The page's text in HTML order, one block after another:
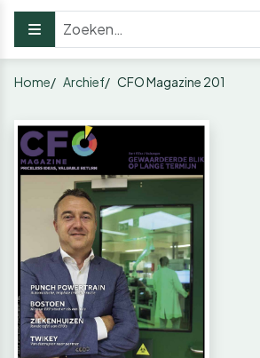
Home Archief CFO Magazine 201